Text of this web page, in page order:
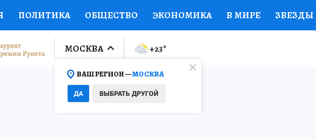
ПОЛИТИКА ОБЩЕСТВО ЭКОНОМИКА В МИРЕ ЗВЕЗДЫ
КОЛУМНИСТЫ ПРОИСШЕСТВИЯ НАЦИОНАЛЬНЫЕ
ОТКРЫВАЕМ МИР Я ЗНАЮ
ПРОМОКОДЫ СЕРИАЛЫ
МОСКВА
ВАШ РЕГИОН —МОСКВА
ДА ВЫБРАТЬ ДРУГОЙ
+23°